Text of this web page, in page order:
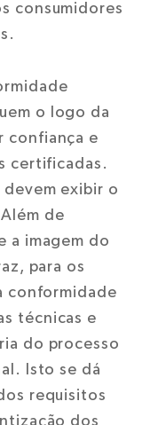
consumidores
o logo da
confiança e
certificadas.
exibir o
de
a imagem do
para os
conformidade
técnicas e
do processo
Isto se dá
requisitos
dos